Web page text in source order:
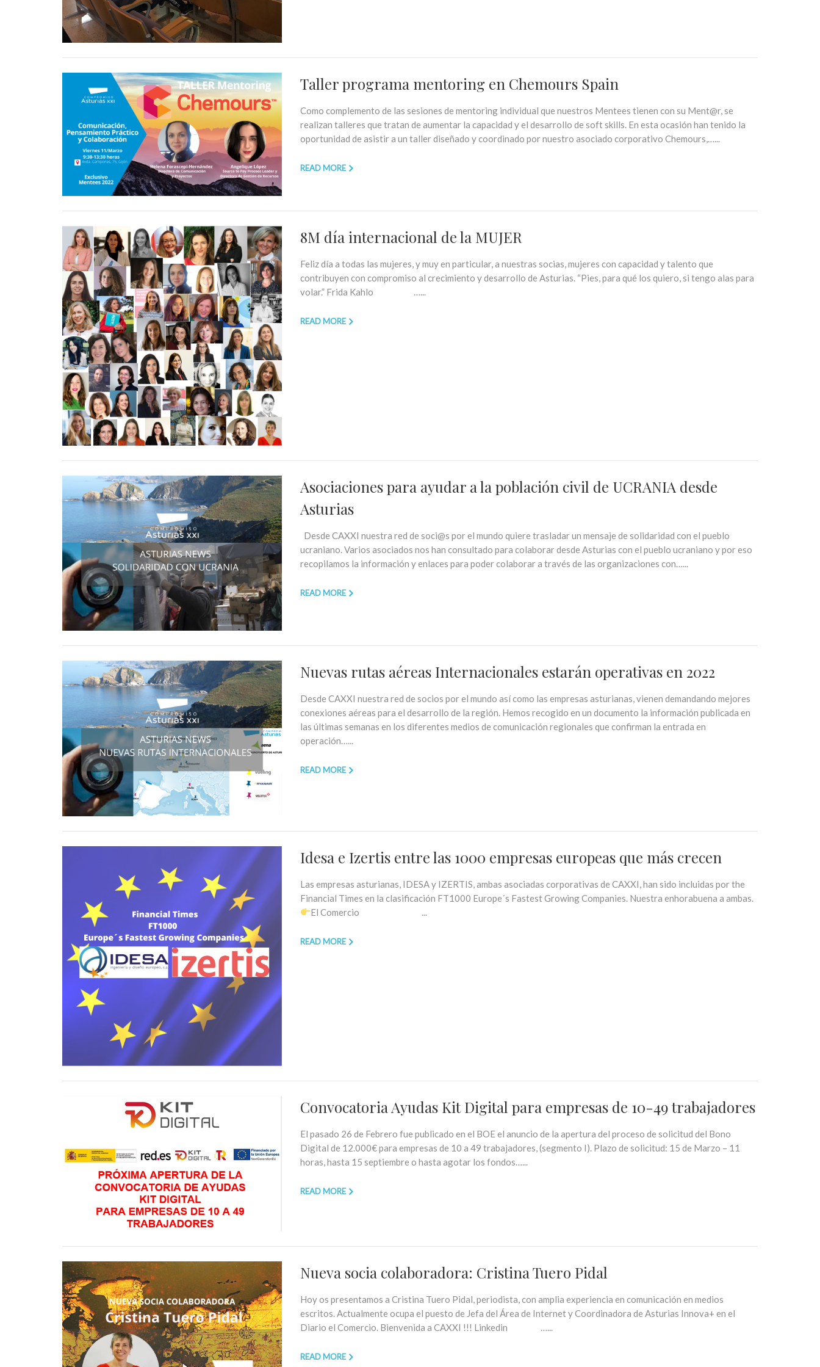
Taller programa mentoring en Chemours Spain
Como complemento de las sesiones de mentoring individual que nuestros Mentees tienen con su Ment@r, se
realizan talleres que tratan de aumentar la capacidad y el desarrollo de soft skills. En esta ocasión han tenido la
oportunidad de asistir a un taller diseñado y coordinado por nuestro asociado corporativo Chemours,…...
READ MORE
8M día internacional de la MUJER
Feliz día a todas las mujeres, y muy en particular, a nuestras socias, mujeres con capacidad y talento que
contribuyen con compromiso al crecimiento y desarrollo de Asturias. “Pies, para qué los quiero, si tengo alas para
volar.” Frida Kahlo …...
READ MORE
Asociaciones para ayudar a la población civil de UCRANIA desde
Asturias
Desde CAXXI nuestra red de soci@s por el mundo quiere trasladar un mensaje de solidaridad con el pueblo
ucraniano. Varios asociados nos han consultado para colaborar desde Asturias con el pueblo ucraniano y por eso
recopilamos la información y enlaces para poder colaborar a través de las organizaciones con…...
READ MORE
Nuevas rutas aéreas Internacionales estarán operativas en 2022
Desde CAXXI nuestra red de socios por el mundo así como las empresas asturianas, vienen demandando mejores
conexiones aéreas para el desarrollo de la región. Hemos recogido en un documento la información publicada en
las últimas semanas en los diferentes medios de comunicación regionales que confirman la entrada en
operación…...
READ MORE
Idesa e Izertis entre las 1000 empresas europeas que más crecen
Las empresas asturianas, IDESA y IZERTIS, ambas asociadas corporativas de CAXXI, han sido incluidas por the
Financial Times en la clasificación FT1000 Europe´s Fastest Growing Companies. Nuestra enhorabuena a ambas.
El Comercio ...
READ MORE
Convocatoria Ayudas Kit Digital para empresas de 10-49 trabajadores
El pasado 26 de Febrero fue publicado en el BOE el anuncio de la apertura del proceso de solicitud del Bono
Digital de 12.000€ para empresas de 10 a 49 trabajadores, (segmento I). Plazo de solicitud: 15 de Marzo – 11
horas, hasta 15 septiembre o hasta agotar los fondos…...
READ MORE
Nueva socia colaboradora: Cristina Tuero Pidal
Hoy os presentamos a Cristina Tuero Pidal, periodista, con amplia experiencia en comunicación en medios
escritos. Actualmente ocupa el puesto de Jefa del Área de Internet y Coordinadora de Asturias Innova+ en el
Diario el Comercio. Bienvenida a CAXXI !!! Linkedin …...
READ MORE